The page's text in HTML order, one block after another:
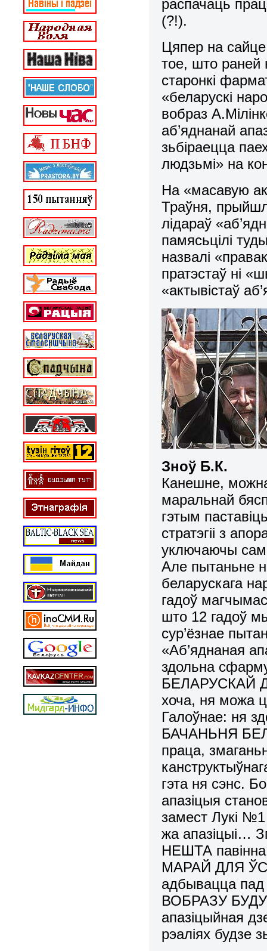
распачаць
(?!).
Цяпер на сайце
тое, што раней
старонкі
«беларускі
вобраз
аб’яднанай
зьбіраецца
людзьмі» на
На «масавую
Траўня,
лідараў
памясьцілі
назвалі
пратэстаў ні
«актывістаў
Зноў Б.К.
Канешне,
маральнай
гэтым
стратэгіі з
уключаючы
Але пытаньне
беларускага
гадоў
што 12 гадоў
сур’ёзнае
«Аб’яднаная
здольна
БЕЛАРУСКАЙ
хоча, ня можа
Галоўнае: ня
БАЧАНЬНЯ
праца,
гэта ня сэнс.
апазіцыя
замест Лукі
жа апазіцыі…
НЕШТА
МАРАЙ ДЛЯ
адбывацца
ВОБРАЗУ
апазіцыйная
рэаліях будзе